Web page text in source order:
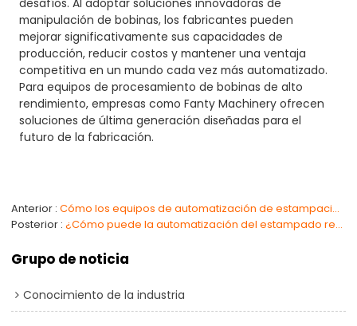
manipulación de bobinas, los fabricantes pueden
mejorar significativamente sus capacidades de
producción, reducir costos y mantener una ventaja
competitiva en un mundo cada vez más automatizado.
Para equipos de procesamiento de bobinas de alto
rendimiento, empresas como Fanty Machinery ofrecen
soluciones de última generación diseñadas para el
futuro de la fabricación.
Anterior
Cómo los equipos de automatización de estampación mejoran la eficiencia en la fabricación
Posterior
¿Cómo puede la automatización del estampado revolucionar su proceso de fabricación?
Grupo de noticia
Conocimiento de la industria